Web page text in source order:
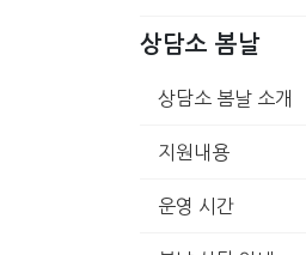
상담소 봄날
상담소 봄날 소개
지원내용
운영 시간